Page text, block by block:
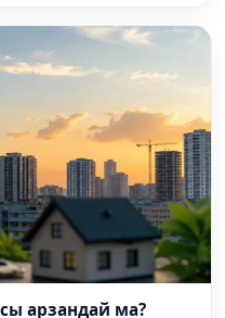
арзандай ма?